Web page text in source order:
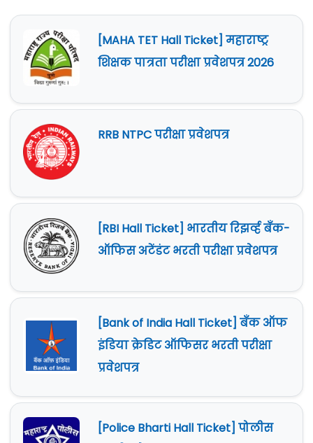
[MAHA TET Hall Ticket] महाराष्ट्र
शिक्षक पात्रता परीक्षा प्रवेशपत्र 2026
RRB NTPC परीक्षा प्रवेशपत्र
[RBI Hall Ticket] भारतीय रिझर्व्ह बँक-
ऑफिस अटेंडंट भरती परीक्षा प्रवेशपत्र
[Bank of India Hall Ticket] बँक ऑफ
इंडिया क्रेडिट ऑफिसर भरती परीक्षा
प्रवेशपत्र
[Police Bharti Hall Ticket] पोलीस